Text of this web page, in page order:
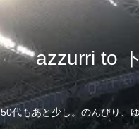
azzurri to
50代もあと少し。のんびり、